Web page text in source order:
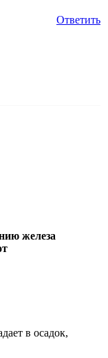
Ответить
железа
в осадок,